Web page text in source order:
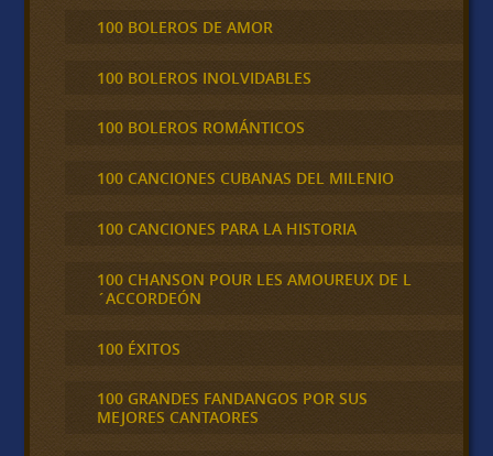
100 BOLEROS DE AMOR
100 BOLEROS INOLVIDABLES
100 BOLEROS ROMÁNTICOS
100 CANCIONES CUBANAS DEL MILENIO
100 CANCIONES PARA LA HISTORIA
100 CHANSON POUR LES AMOUREUX DE L
´ACCORDEÓN
100 ÉXITOS
100 GRANDES FANDANGOS POR SUS
MEJORES CANTAORES